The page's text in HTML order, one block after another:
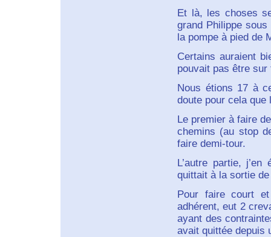
Et là, les choses
grand Philippe
la pompe à pied de
Certains auraient
pouvait pas être
Nous étions 17 à
doute pour cela que
Le premier à faire
chemins (au stop
faire demi-tour.
L’autre partie,
quittait à la sortie
Pour faire court
adhérent, eut 2
ayant des
avait quittée depuis